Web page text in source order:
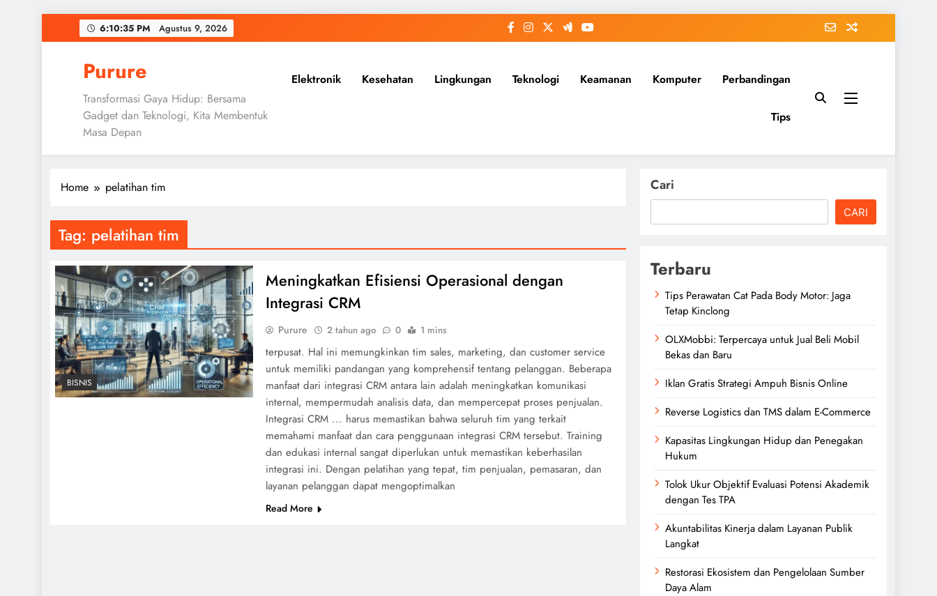
to
6:10:36 PM Agustus 9, 2026
Purure
Transformasi Gaya Hidup: Bersama
Gadget dan Teknologi, Kita Membentuk
Masa Depan
Elektronik Kesehatan Lingkungan Teknologi Keamanan Komputer Perbandingan
Tips
Home pelatihan tim
Tag: pelatihan tim
BISNIS
Meningkatkan Efisiensi Operasional dengan
Integrasi CRM
Purure 2 tahun ago 0 1 mins
terpusat. Hal ini memungkinkan tim sales, marketing, dan customer service
untuk memiliki pandangan yang komprehensif tentang pelanggan. Beberapa
manfaat dari integrasi CRM antara lain adalah meningkatkan komunikasi
internal, mempermudah analisis data, dan mempercepat proses penjualan.
Integrasi CRM ... harus memastikan bahwa seluruh tim yang terkait
memahami manfaat dan cara penggunaan integrasi CRM tersebut. Training
dan edukasi internal sangat diperlukan untuk memastikan keberhasilan
integrasi ini. Dengan pelatihan yang tepat, tim penjualan, pemasaran, dan
layanan pelanggan dapat mengoptimalkan
Read More
Cari
CARI
Terbaru
Tips Perawatan Cat Pada Body Motor: Jaga
Tetap Kinclong
OLXMobbi: Terpercaya untuk Jual Beli Mobil
Bekas dan Baru
Iklan Gratis Strategi Ampuh Bisnis Online
Reverse Logistics dan TMS dalam E-Commerce
Kapasitas Lingkungan Hidup dan Penegakan
Hukum
Tolok Ukur Objektif Evaluasi Potensi Akademik
dengan Tes TPA
Akuntabilitas Kinerja dalam Layanan Publik
Langkat
Restorasi Ekosistem dan Pengelolaan Sumber
Daya Alam